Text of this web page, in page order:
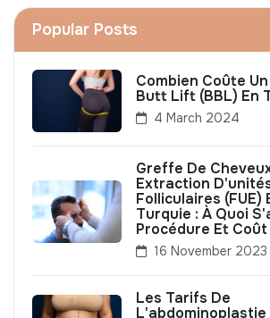
Popular Posts
Combien Coûte
Butt Lift (BBL) En
4 March 2024
Greffe De
Extraction
Folliculaires (FUE)
Turquie : À Quoi
Procédure Et Coût
16 November 2023
Les Tarifs De
L'abdominoplastie